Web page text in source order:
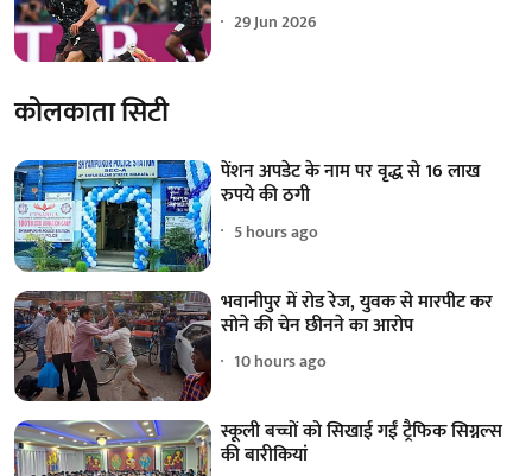
29 Jun 2026
कोलकाता सिटी
पेंशन अपडेट के नाम पर वृद्ध से 16 लाख
रुपये की ठगी
5 hours ago
भवानीपुर में रोड रेज, युवक से मारपीट कर
सोने की चेन छीनने का आरोप
10 hours ago
स्कूली बच्चों को सिखाई गईं ट्रैफिक सिग्नल्स
की बारीकियां